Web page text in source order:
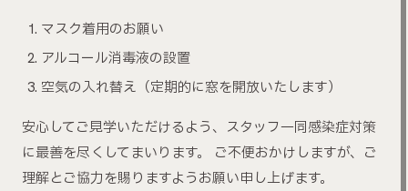
マスク着用のお願い
アルコール消毒液の設置
空気の入れ替え（定期的に窓を開放いたします）
安心してご見学いただけるよう、スタッフ一同感染症対策
に最善を尽くしてまいります。 ご不便おかけしますが、ご
理解とご協力を賜りますようお願い申し上げます。